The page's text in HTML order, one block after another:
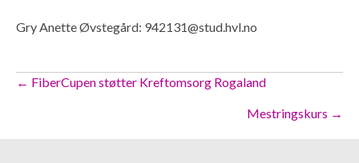
Gry Anette Øvstegård: 942131@stud.hvl.no
Posts
← FiberCupen støtter Kreftomsorg Rogaland
Mestringskurs →